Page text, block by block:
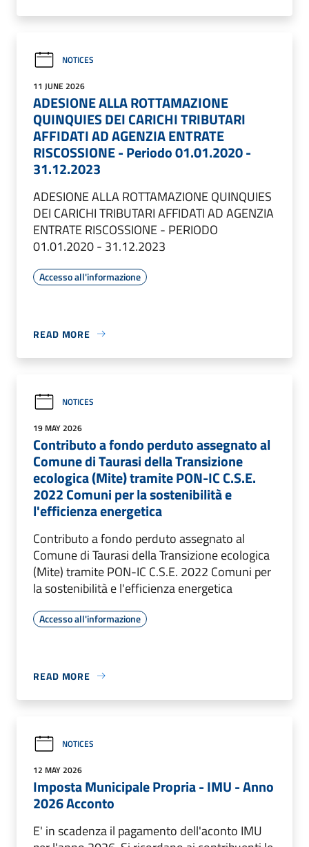
NOTICES
11 JUNE 2026
ADESIONE ALLA ROTTAMAZIONE
QUINQUIES DEI CARICHI TRIBUTARI
AFFIDATI AD AGENZIA ENTRATE
RISCOSSIONE - Periodo 01.01.2020 -
31.12.2023
ADESIONE ALLA ROTTAMAZIONE QUINQUIES
DEI CARICHI TRIBUTARI AFFIDATI AD AGENZIA
ENTRATE RISCOSSIONE - PERIODO
01.01.2020 - 31.12.2023
Accesso all'informazione
READ MORE
NOTICES
19 MAY 2026
Contributo a fondo perduto assegnato al
Comune di Taurasi della Transizione
ecologica (Mite) tramite PON-IC C.S.E.
2022 Comuni per la sostenibilità e
l'efficienza energetica
Contributo a fondo perduto assegnato al
Comune di Taurasi della Transizione ecologica
(Mite) tramite PON-IC C.S.E. 2022 Comuni per
la sostenibilità e l'efficienza energetica
Accesso all'informazione
READ MORE
NOTICES
12 MAY 2026
Imposta Municipale Propria - IMU - Anno
2026 Acconto
E' in scadenza il pagamento dell'aconto IMU